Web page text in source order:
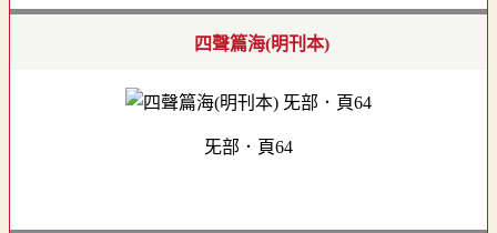
四聲篇海(明刊本)
旡部．頁64